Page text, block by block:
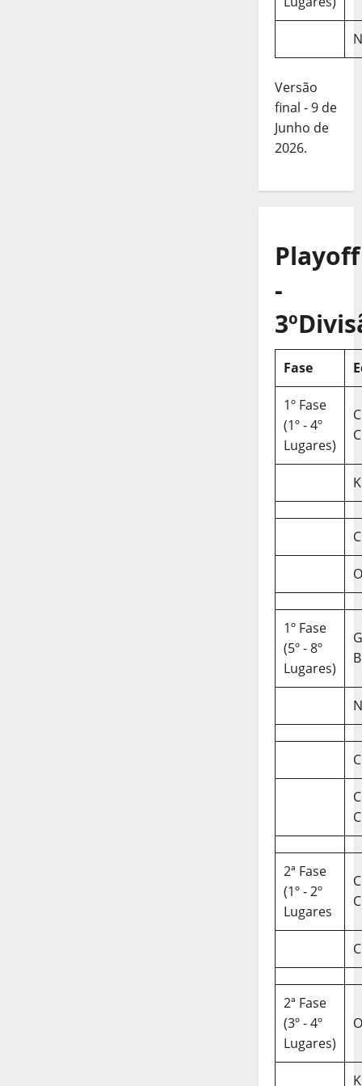
Versão
final - 9 de
Junho de
2026.
Playoff
-
Fase
1º Fase
(1º - 4º
Lugares)
C
1º Fase
(5º - 8º
Lugares)
B
C
2ª Fase
(1º - 2º
Lugares
C
2ª Fase
(3º - 4º
Lugares)